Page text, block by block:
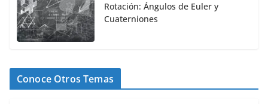
Rotación: Ángulos de Euler y
Cuaterniones
Conoce Otros Temas